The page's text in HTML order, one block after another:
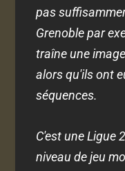
pas
Grenoble par
traîne une
alors qu'ils ont
séquences.
C'est une Ligue
niveau de jeu